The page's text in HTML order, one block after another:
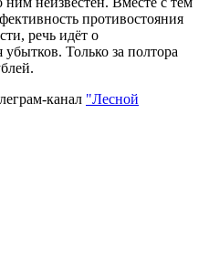
противостояния
речь идёт о
Только за полтора
канал "Лесной